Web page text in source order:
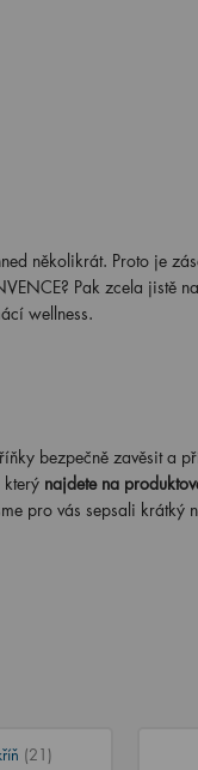
několikrát. Proto je
Pak zcela jistě
wellness.
bezpečně zavěsit a
najdete na
pro vás sepsali krátký
(21)